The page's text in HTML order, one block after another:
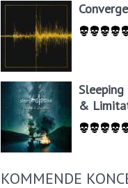
Sleeping
&
KOMMENDE